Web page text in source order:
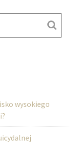
wysokiego